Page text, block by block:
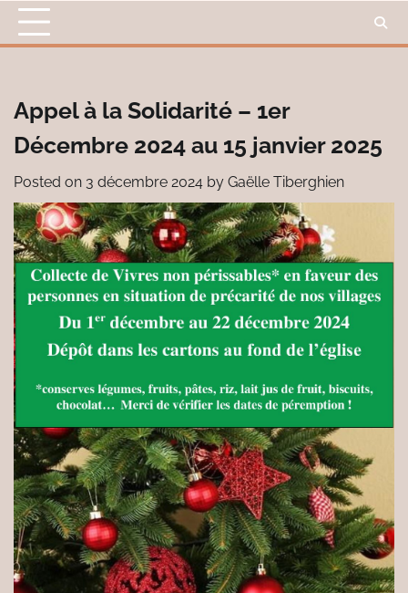
Skip
content
Appel à la Solidarité – 1er
Décembre 2024 au 15 janvier 2025
Posted on 3 décembre 2024 by Gaëlle Tiberghien